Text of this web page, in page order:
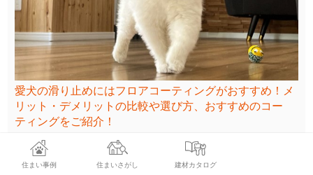
愛犬の滑り止めにはフロアコーティングがおすすめ！メ
リット・デメリットの比較や選び方、おすすめのコー
ティングをご紹介！
住まい事例 住まいさがし 建材カタログ